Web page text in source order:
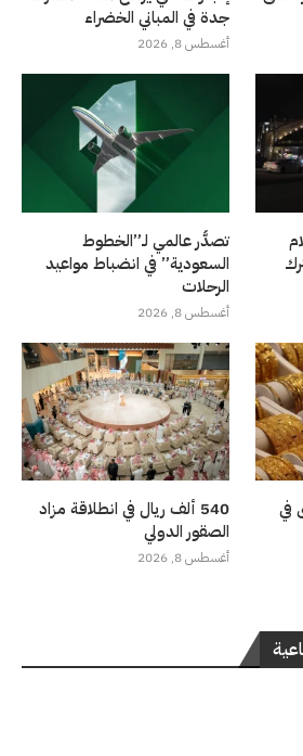
جدة في المباني الخضراء
أغسطس 8, 2026
تصدُّر عالمي لـ”الخطوط
السعودية” في انضباط مواعيد
الرحلات
أغسطس 8, 2026
في
540 ألف ريال في انطلاقة مزاد
الصقور الدولي
أغسطس 8, 2026